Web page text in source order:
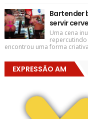
Bartender
servir
Uma cena
encontrou uma forma
EXPRESSÃO AM